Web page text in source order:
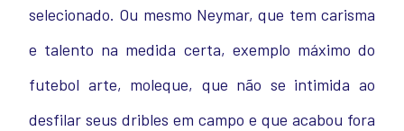
selecionado. Ou mesmo Neymar, que tem carisma
e talento na medida certa, exemplo máximo do
futebol arte, moleque, que não se intimida ao
desfilar seus dribles em campo e que acabou fora